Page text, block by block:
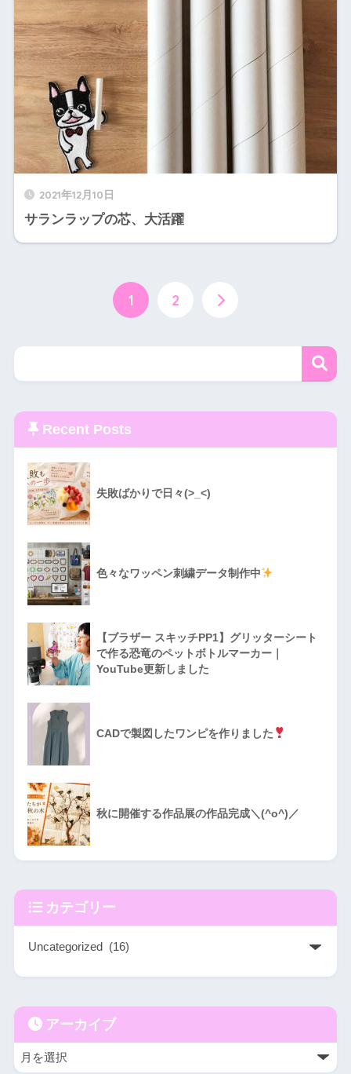
2021年12月10日
サランラップの芯、大活躍
1 2
Recent Posts
失敗ばかりで日々(>_<)
色々なワッペン刺繍データ制作中
【ブラザー スキッチPP1】グリッターシート
で作る恐竜のペットボトルマーカー｜
YouTube更新しました
CADで製図したワンピを作りました
秋に開催する作品展の作品完成＼(^o^)／
カテゴリー
アーカイブ